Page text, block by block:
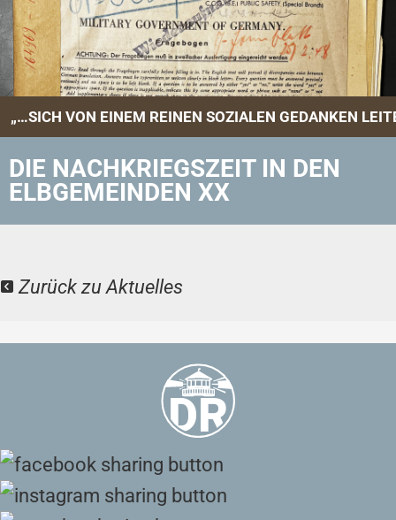
„…SICH VON EINEM REINEN SOZIALEN GEDANKEN
DIE NACHKRIEGSZEIT IN DEN
ELBGEMEINDEN XX
Zurück zu Aktuelles